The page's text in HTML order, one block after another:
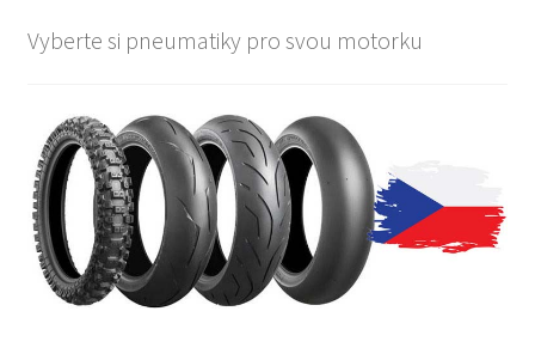
Vyberte si pneumatiky pro svou motorku